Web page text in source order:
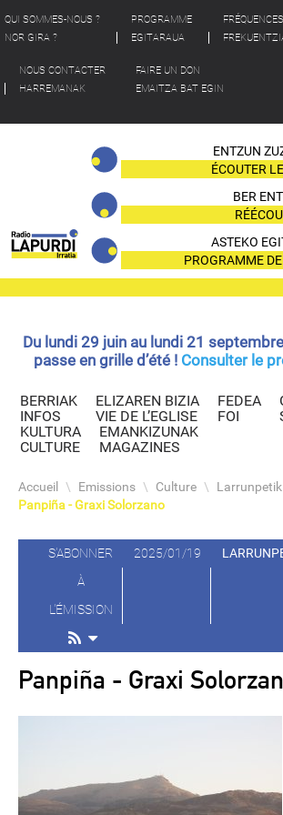
QUI SOMMES-NOUS ?
NOR GIRA ?
PROGRAMME
EGITARAUA
FRÉQUENCES
NOUS CONTACTER
HARREMANAK
FAIRE UN DON
EMAITZA BAT EGIN
ENTZUN
ÉCOUTER
BER
ASTEKO
PROGRAMME
Du lundi 29 juin au lundi 21
passe en grille d’été ! Consulter le
BERRIAK
INFOS
ELIZAREN BIZIA
VIE DE L’EGLISE
FEDEA
FOI
KULTURA
CULTURE
EMANKIZUNAK
MAGAZINES
Accueil \ Emissions \ Culture \ Larrunpetik
Panpiña - Graxi Solorzano
S'ABONNER
À
L'ÉMISSION
2025/01/19
Panpiña - Graxi